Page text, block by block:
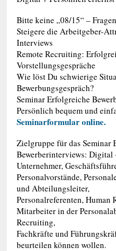
Bitte keine „08/15“ –
Steigere die Arbeitgeber-
Interviews
Remote Recruiting:
Vorstellungsgespräche
Wie löst Du schwierige
Bewerbungsgespräch?
Seminar Erfolgreiche
Persönlich bequem und
Seminarformular online.
Zielgruppe für das Seminar
Bewerberinterviews: Digital
Unternehmer,
Personalvorstände,
und Abteilungsleiter,
Personalreferenten, Human
Mitarbeiter in der
Recruiting,
Fachkräfte und
beurteilen können wollen.